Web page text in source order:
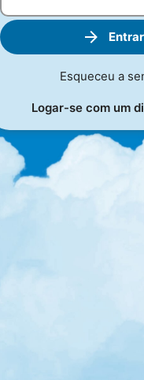
Entrar
Esqueceu a
Logar-se com um